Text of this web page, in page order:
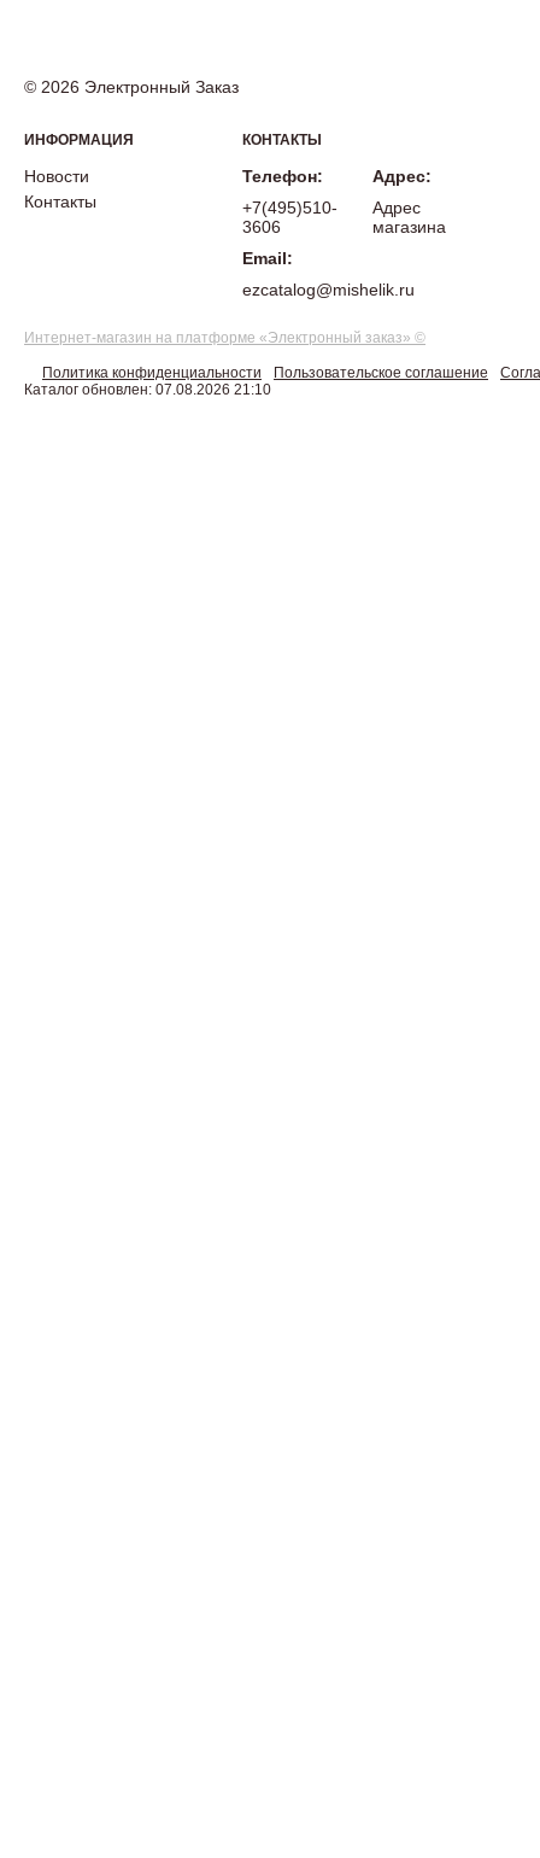
© 2026 Электронный Заказ
ИНФОРМАЦИЯ
Новости
Контакты
КОНТАКТЫ
Телефон:
+7(495)510-
3606
Email:
ezcatalog@mishelik.ru
Адрес:
Адрес
магазина
Интернет-магазин на платформе «Электронный заказ» ©
Политика конфиденциальности Пользовательское соглашение
Каталог обновлен: 07.08.2026 21:10